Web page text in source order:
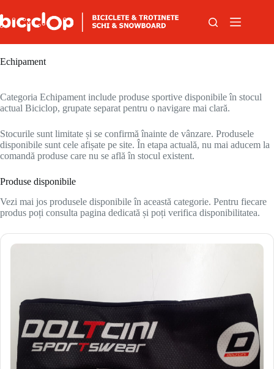
Echipament
Categoria Echipament include produse sportive disponibile în stocul
actual Biciclop, grupate separat pentru o navigare mai clară.
Stocurile sunt limitate și se confirmă înainte de vânzare. Produsele
disponibile sunt cele afișate pe site. În etapa actuală, nu mai aducem la
comandă produse care nu se află în stocul existent.
Produse disponibile
Vezi mai jos produsele disponibile în această categorie. Pentru fiecare
produs poți consulta pagina dedicată și poți verifica disponibilitatea.